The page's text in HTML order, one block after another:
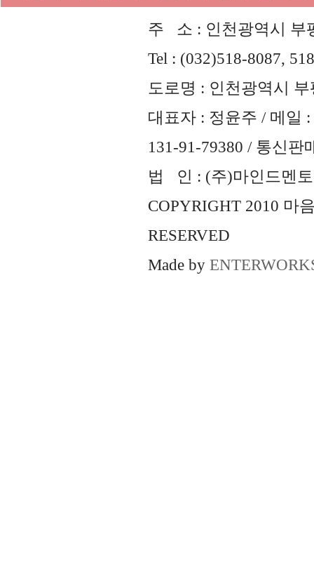
주 소 : 인천광역시 부
Tel : (032)518-8087,
도로명 : 인천광역시
대표자 : 정윤주 / 메일 :
131-91-79380 / 통신판
법 인 : (주)마인드멘토
COPYRIGHT 2010 마
RESERVED
Made by